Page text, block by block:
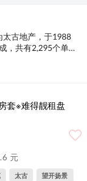
太古地产，于1988
，共有2,295个单
网在14区，中学校
※难得靓租盘
元
太古 望开扬景